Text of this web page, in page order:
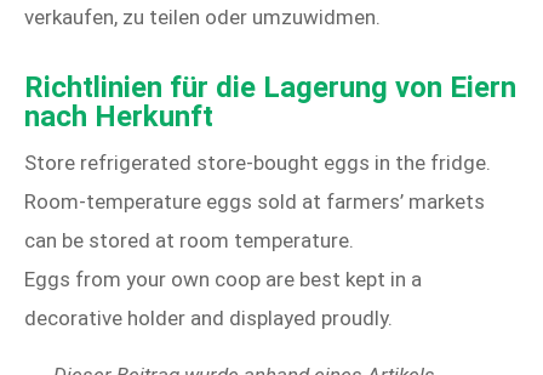
verkaufen, zu teilen oder umzuwidmen.
Richtlinien für die Lagerung von Eiern
nach Herkunft
Store refrigerated store‑bought eggs in the fridge.
Room‑temperature eggs sold at farmers’ markets
can be stored at room temperature.
Eggs from your own coop are best kept in a
decorative holder and displayed proudly.